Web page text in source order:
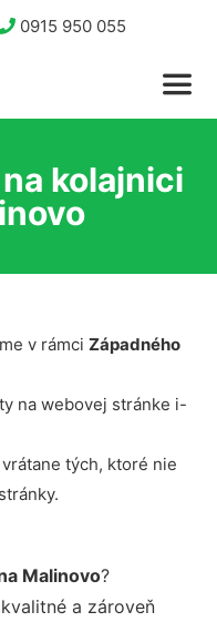
0915 950 055
kolajnici
v rámci Západného
na webovej stránke i-
tých, ktoré nie
Malinovo?
a zároveň